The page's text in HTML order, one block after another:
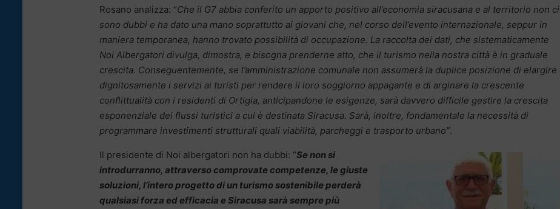
Rosano analizza: “Che il G7 abbia conferito un apporto positivo all’economia siracusana e al territorio non ci
sono dubbi e ha dato una mano soprattutto ai giovani che, nel corso dell’evento internazionale, seppur in
maniera temporanea, hanno trovato possibilità di occupazione. La raccolta dei dati, che sistematicamente
Noi Albergatori divulga, dimostra, e bisogna prenderne atto, che il turismo nella nostra città è in graduale
crescita. Conseguentemente, se l’amministrazione comunale non assumerà la duplice posizione di elargire
dignitosamente i servizi ai turisti per rendere il loro soggiorno appagante e di arginare la crescente
conflittualità con i residenti di Ortigia, anticipandone le esigenze, sarà davvero difficile gestire la crescita
esponenziale dei flussi turistici a cui è destinata Siracusa. Sarà, inoltre, fondamentale la necessità di
programmare investimenti strutturali quali viabilità, parcheggi e trasporto urbano”.
Il presidente di Noi albergatori non ha dubbi: “Se non si
introdurranno, attraverso comprovate competenze, le giuste
soluzioni, l’intero progetto di un turismo sostenibile perderà
qualsiasi forza ed efficacia e Siracusa sarà sempre più